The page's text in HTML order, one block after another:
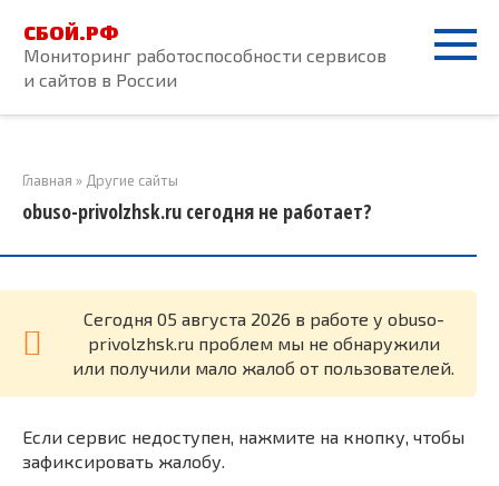
контенту
СБОЙ.РФ
Мониторинг работоспособности сервисов
и сайтов в России
Главная » Другие сайты
obuso-privolzhsk.ru сегодня не работает?
Cегодня 05 августа 2026 в работе у obuso-
privolzhsk.ru проблем мы не обнаружили
или получили мало жалоб от пользователей.
Если сервис недоступен, нажмите на кнопку, чтобы
зафиксировать жалобу.